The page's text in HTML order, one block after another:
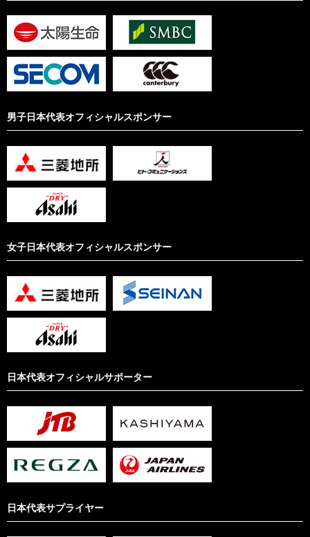
男子日本代表オフィシャルスポンサー
女子日本代表オフィシャルスポンサー
日本代表オフィシャルサポーター
日本代表サプライヤー